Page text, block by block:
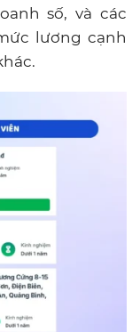
số, và các
lương cạnh